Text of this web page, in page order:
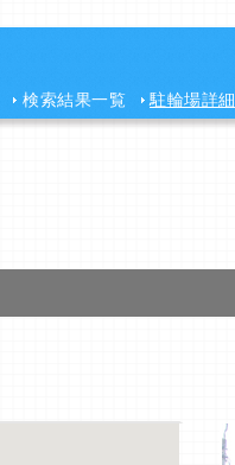
検索結果一覧 駐輪場詳細